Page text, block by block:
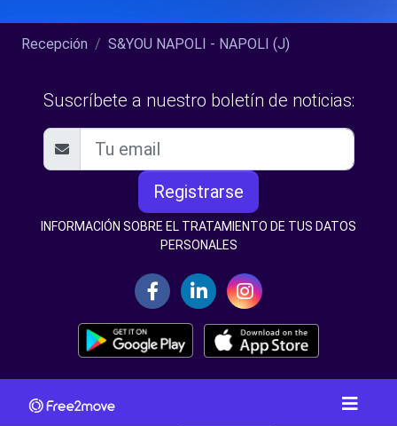
Recepción S&YOU NAPOLI - NAPOLI (J)
Suscríbete a nuestro boletín de noticias:
Registrarse
INFORMACIÓN SOBRE EL TRATAMIENTO DE TUS DATOS
PERSONALES